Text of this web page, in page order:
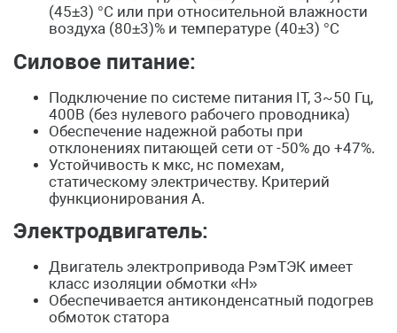
(45±3) °С или при относительной влажности
воздуха (80±3)% и температуре (40±3) °С
Силовое питание:
Подключение по системе питания IT, 3~50 Гц,
400В (без нулевого рабочего проводника)
Обеспечение надежной работы при
отклонениях питающей сети от -50% до +47%.
Устойчивость к мкс, нс помехам,
статическому электричеству. Критерий
функционирования А.
Электродвигатель:
Двигатель электропривода РэмТЭК имеет
класс изоляции обмотки «H»
Обеспечивается антиконденсатный подогрев
обмоток статора